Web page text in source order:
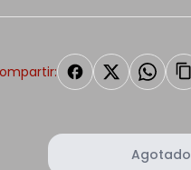
Agotado